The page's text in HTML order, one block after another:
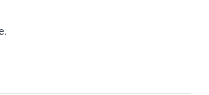
bent. Heel veel plezier ervan!